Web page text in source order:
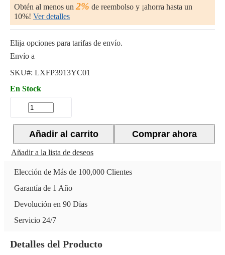
Obtén al menos un 2% de reembolso y ¡ahorra hasta un
10%! Ver detalles
Elija opciones para tarifas de envío.
Envío a
SKU#: LXFP3913YC01
En Stock
Comprar ahora
Añadir al carrito
Añadir a la lista de deseos
Elección de Más de 100,000 Clientes
Garantía de 1 Año
Devolución en 90 Días
Servicio 24/7
Detalles del Producto